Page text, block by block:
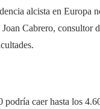
alcista en Europa
Cabrero, consultor
caer hasta los